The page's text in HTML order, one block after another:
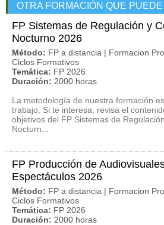
OTRA FORMACIÓN QUE
FP Sistemas de Regulación y
Nocturno 2026
Método: FP a distancia | Formacion
Ciclos Formativos
Temática: FP 2026
Duración: 2000 horas
La metodología de nuestra formación
trabajo. Si te interesa, revisa el
objetivos del FP Sistemas de
Nocturn...
FP Producción de
Espectáculos 2026
Método: FP a distancia | Formacion
Ciclos Formativos
Temática: FP 2026
Duración: 2000 horas